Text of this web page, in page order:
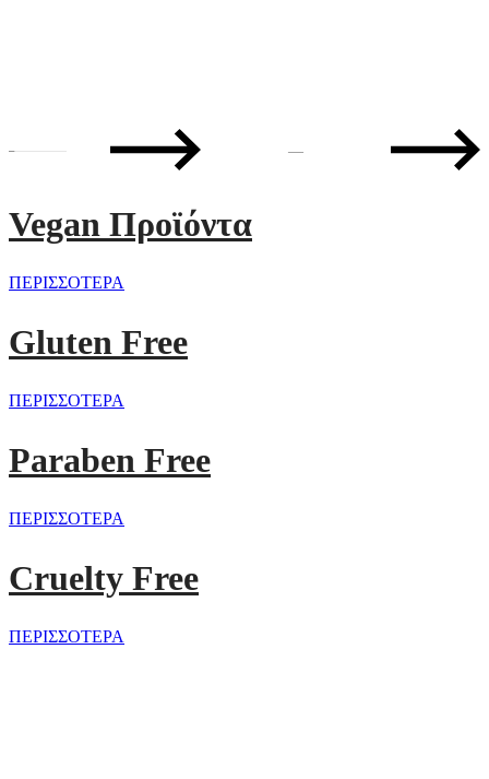
—
Vegan Προϊόντα
ΠΕΡΙΣΣΟΤΕΡΑ
Gluten Free
ΠΕΡΙΣΣΟΤΕΡΑ
Paraben Free
ΠΕΡΙΣΣΟΤΕΡΑ
Cruelty Free
ΠΕΡΙΣΣΟΤΕΡΑ